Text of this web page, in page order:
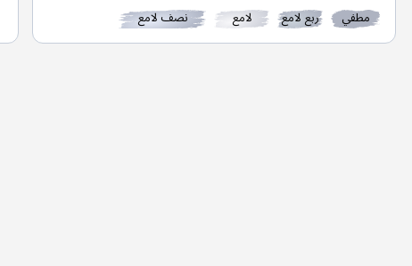
مطفي ربع لامع لامع نصف لامع